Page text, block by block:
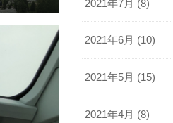
2021年7月 (8)
2021年6月 (10)
2021年5月 (15)
2021年4月 (8)